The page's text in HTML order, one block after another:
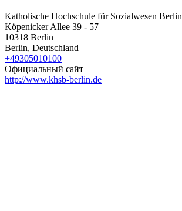
Katholische Hochschule für Sozialwesen Berlin
Köpenicker Allee 39 - 57
10318 Berlin
Berlin, Deutschland
+49305010100
Официальный сайт
http://www.khsb-berlin.de